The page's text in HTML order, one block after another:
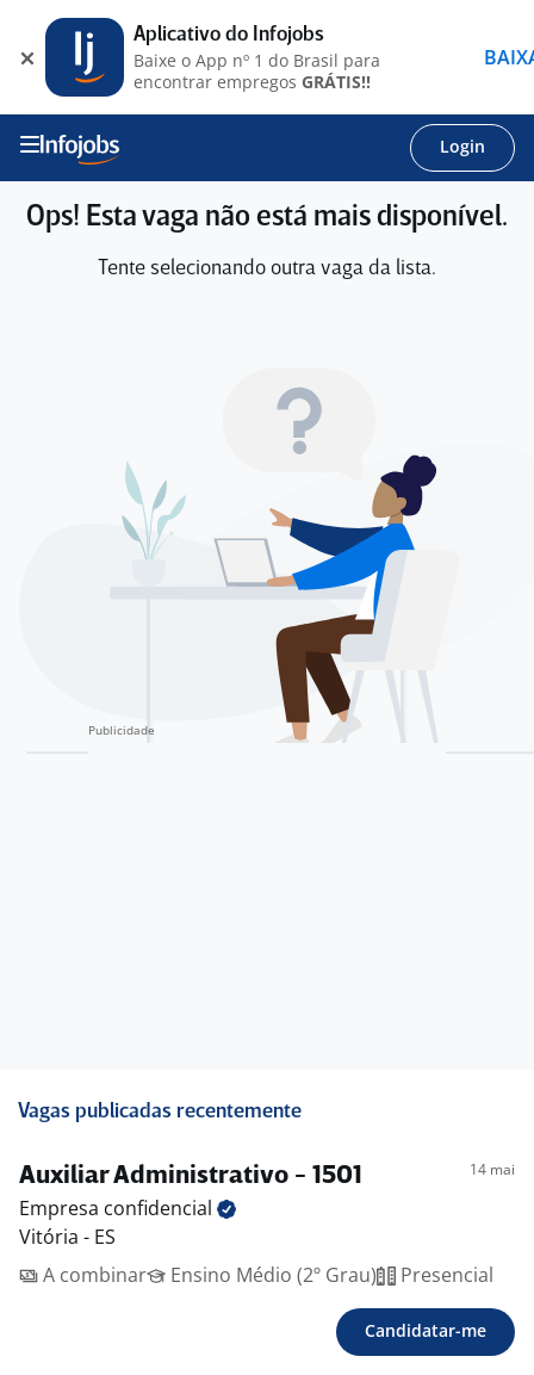
Login
Ops! Esta vaga não está mais disponível.
Tente selecionando outra vaga da lista.
Vagas publicadas recentemente
Auxiliar Administrativo - 1501 14 mai
Empresa confidencial
Vitória - ES
A combinar
Ensino Médio (2º Grau) Presencial
Candidatar-me
Aplicativo do Infojobs
Baixe o App nº 1 do Brasil para
encontrar empregos GRÁTIS!!